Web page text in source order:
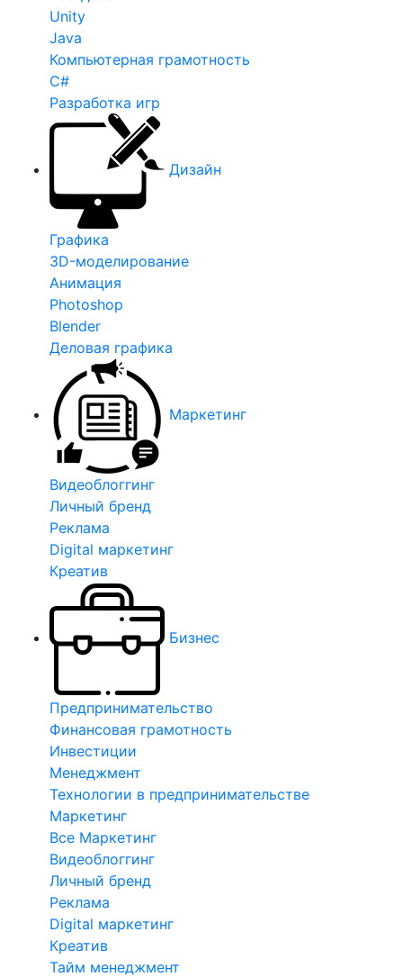
Unity
Java
Компьютерная грамотность
C#
Разработка игр
Дизайн
Графика
3D-моделирование
Анимация
Photoshop
Blender
Деловая графика
Маркетинг
Видеоблоггинг
Личный бренд
Реклама
Digital маркетинг
Креатив
Бизнес
Предпринимательство
Финансовая грамотность
Инвестиции
Менеджмент
Технологии в предпринимательстве
Маркетинг
Все Маркетинг
Видеоблоггинг
Личный бренд
Реклама
Digital маркетинг
Креатив
Тайм менеджмент